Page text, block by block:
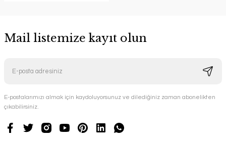
Mail listemize kayıt olun
E-postalarımızı almak için kaydoluyorsunuz ve dilediğiniz zaman abonelikten
çıkabilirsiniz.